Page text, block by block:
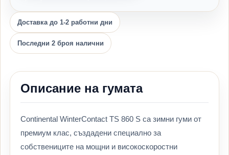
Доставка до 1-2 работни дни
Последни 2 броя налични
Описание на гумата
Continental WinterContact TS 860 S са зимни гуми от
премиум клас, създадени специално за
собствениците на мощни и високоскоростни